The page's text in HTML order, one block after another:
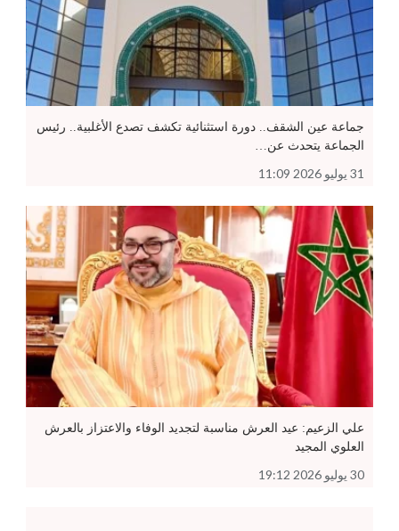
جماعة عين الشقف.. دورة استثنائية تكشف تصدع الأغلبية.. رئيس
الجماعة يتحدث عن…
31 يوليو 2026 11:09
علي الزعيم: عيد العرش مناسبة لتجديد الوفاء والاعتزاز بالعرش
العلوي المجيد
30 يوليو 2026 19:12